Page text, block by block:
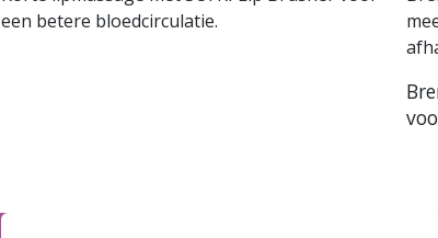
een betere bloedcirculatie.